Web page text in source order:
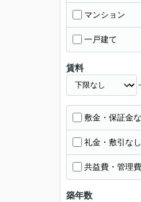
マンション
一戸建て
賃料
敷金・保証金
礼金・敷引なし
共益費・管理
築年数